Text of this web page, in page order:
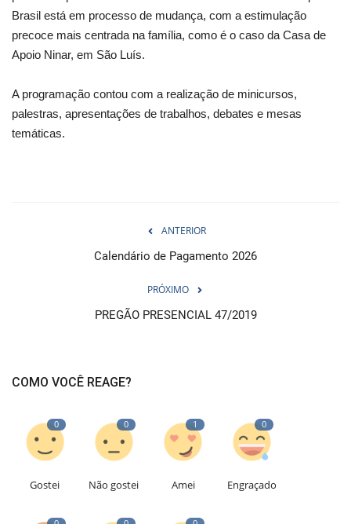
Brasil está em processo de mudança, com a estimulação
precoce mais centrada na família, como é o caso da Casa de
Apoio Ninar, em São Luís.
A programação contou com a realização de minicursos,
palestras, apresentações de trabalhos, debates e mesas
temáticas.
ANTERIOR
Calendário de Pagamento 2026
PRÓXIMO
PREGÃO PRESENCIAL 47/2019
COMO VOCÊ REAGE?
0
Gostei
0
Não gostei
1
Amei
0
Engraçado